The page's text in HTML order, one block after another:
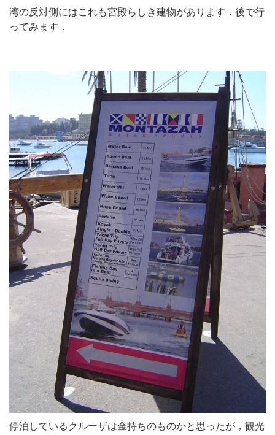
湾の反対側にはこれも宮殿らしき建物があります．後で行
ってみます．
停泊しているクルーザは金持ちのものかと思ったが，観光